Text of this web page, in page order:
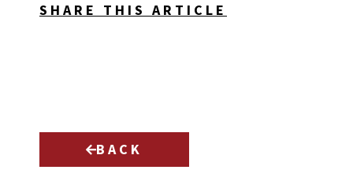
SHARE THIS ARTICLE
BACK